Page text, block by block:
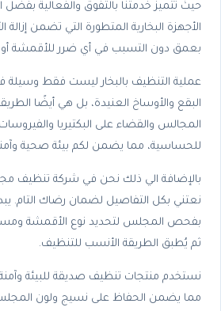
حيث تتميز خدمتنا بالتفوق والفعالية بفضل
الأجهزة البخارية المتطورة التي تضمن إزالة
بعمق دون التسبب في أي ضرر للأقمشة أو
عملية التنظيف بالبخار ليست فقط وسيلة
البقع والأوساخ العنيدة، بل هي أيضًا
المجالس والقضاء على البكتيريا
للحساسية، مما يضمن لكم بيئة صحية
بالإضافة الي ذلك نحن في شركة تنظيف
نعتني بكل التفاصيل لضمان رضاك التام.
بفحص المجلس لتحديد نوع الأقمشة
ثم يُطبق الطريقة الأنسب للتنظيف.
نستخدم منتجات تنظيف صديقة للبيئة
مما يضمن الحفاظ على نسيج ولون